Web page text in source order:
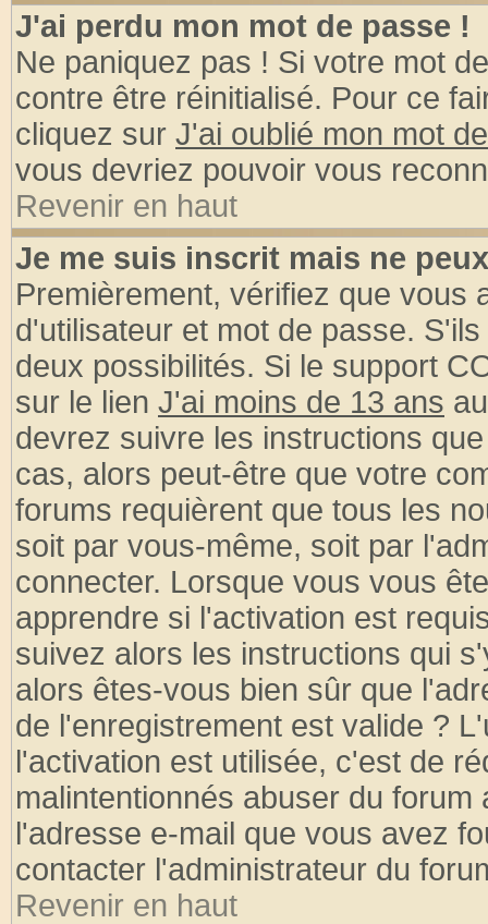
J'ai perdu mon mot de passe !
Ne paniquez pas ! Si votre mot
contre être réinitialisé. Pour ce
cliquez sur J'ai oublié mon mot
vous devriez pouvoir vous
Revenir en haut
Je me suis inscrit mais ne
Premièrement, vérifiez que vous
d'utilisateur et mot de passe.
deux possibilités. Si le support
sur le lien J'ai moins de 13 ans
devrez suivre les instructions
cas, alors peut-être que votre
forums requièrent que tous les
soit par vous-même, soit par
connecter. Lorsque vous vous
apprendre si l'activation est
suivez alors les instructions qui
alors êtes-vous bien sûr que
de l'enregistrement est valide ?
l'activation est utilisée, c'est de
malintentionnés abuser du
l'adresse e-mail que vous avez
contacter l'administrateur du
Revenir en haut